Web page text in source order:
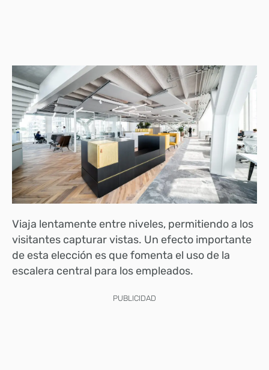
Viaja lentamente entre niveles, permitiendo a los
visitantes capturar vistas. Un efecto importante
de esta elección es que fomenta el uso de la
escalera central para los empleados.
PUBLICIDAD